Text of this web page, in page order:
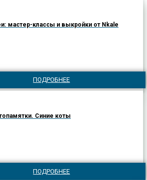
мастер-классы и выкройки от Nkale
ПОДРОБНЕЕ
Синие коты
ПОДРОБНЕЕ